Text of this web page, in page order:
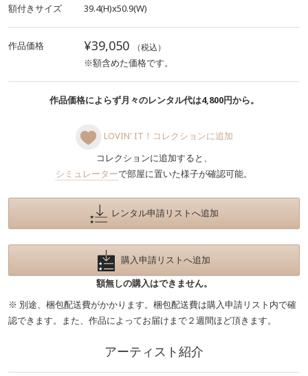
額付きサイズ 39.4(H)x50.9(W)
作品価格 ¥39,050 （税込）
※額含めた価格です。
作品価格によらず月々のレンタル代は4,800円から。
LOVIN' IT！コレクションに追加
コレクションに追加すると、
シミュレーターで部屋に置いた様子が確認可能。
レンタル申請リストへ追加
購入申請リストへ追加
額無しの購入はできません。
※ 別途、梱包配送費がかかります。梱包配送費は購入申請リスト内で確
認できます。また、作品によってお届けまで２週間ほど頂きます。
アーティスト紹介